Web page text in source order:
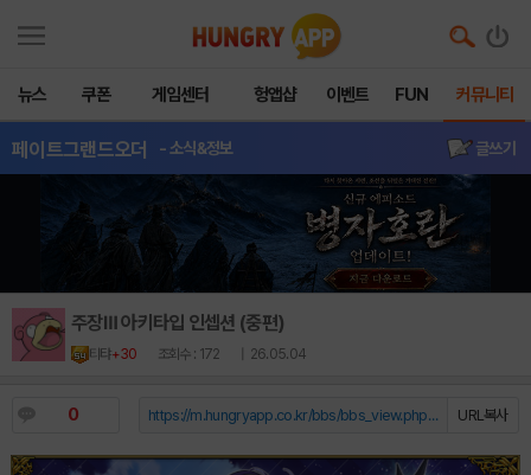
뉴스 쿠폰 게임센터 헝앱샵 이벤트 FUN 커뮤니티
페이트그랜드오더 - 소식&정보 글쓰기
주장Ⅲ 아키타입 인셉션 (중편)
티탸+30 조회수 : 172 | 26.05.04
0 URL복사
https://m.hungryapp.co.kr/bbs/bbs_view.php?durl=Y...